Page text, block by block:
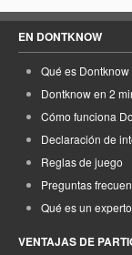
EN DONTKNOW
Qué es Dontknow
Dontknow en 2
Cómo funciona
Declaración de
Reglas de juego
Preguntas
Qué es un experto
VENTAJAS DE